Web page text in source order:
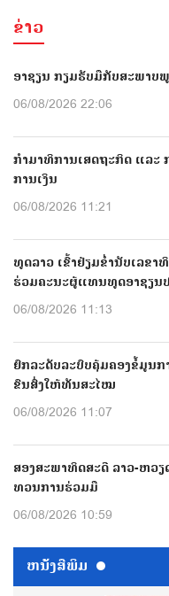
ຂ່າວ
ອາຊຽນ ກຽມຮັບມືກັບສະພາບ
06/08/2026 22:06
ກຳມາທິການເສດຖະກິດ ແລະ
ການເງິນ
06/08/2026 11:21
ທູດລາວ ເຂົ້າຢ້ຽມຂໍ່ານັບເລຂ
ຮ່ວມຄະນະຜູ້ແທນທູດອາຊຽນ
06/08/2026 11:13
ຍົກລະດັບລະບົບຄຸ້ມຄອງຂໍ້ມູນ
ຂົນສົ່ງໃຫ້ທັນສະໄໝ
06/08/2026 11:07
ສອງສະພາທິດສະດີ ລາວ-ຫວ
ທວນການຮ່ວມມື
06/08/2026 10:59
ຫນ້ັງສືພິມ